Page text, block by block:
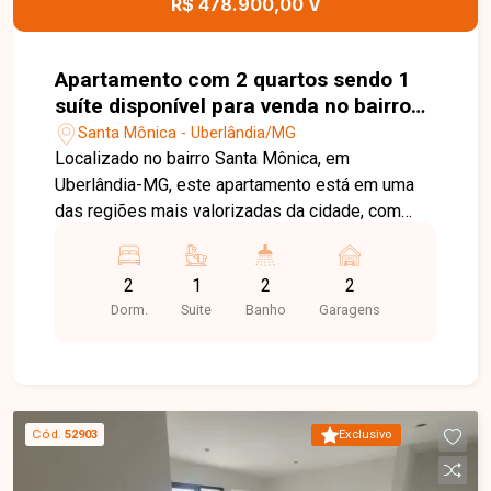
para quem busca um apartamento moderno, com
completa em uma localização privilegiada no
bairro Santa Mônica. Agende uma visita e venha
conhecer todos os detalhes deste imóvel.
R$ 478.900,00 V
Apartamento com 2 quartos sendo 1
suíte disponível para venda no bairro
Santa Mônica em Uberlândia-MG
Santa Mônica - Uberlândia/MG
Localizado no bairro Santa Mônica, em
Uberlândia-MG, este apartamento está em uma
das regiões mais valorizadas da cidade, com
principais avenidas. Próximo a universidades,
supermercados, escolas, farmácias, restaurantes
e diversos comércios e serviços, oferece
integrada à sacada gourmet, área de serviço,
banheiro social, 02 quartos, sendo 01 suíte e
outro quarto com sacada. Os ambientes são
2
Dorm.
1
Suite
2
Banho
2
Garagens
Exclusivo
Cód. 52903